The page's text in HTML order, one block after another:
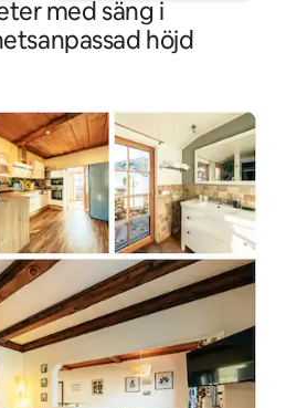
med säng i
höjd